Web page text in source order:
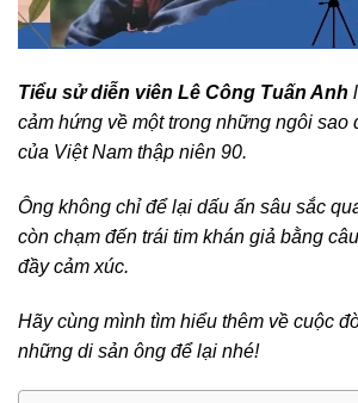
Tiểu sử diễn viên Lê Công Tuấn Anh
cảm hứng về một trong những ngôi sao
của Việt Nam thập niên 90.
Ông không chỉ để lại dấu ấn sâu sắc
còn chạm đến trái tim khán giả bằng
đầy cảm xúc.
Hãy cùng mình tìm hiểu thêm về cuộc
những di sản ông để lại nhé!